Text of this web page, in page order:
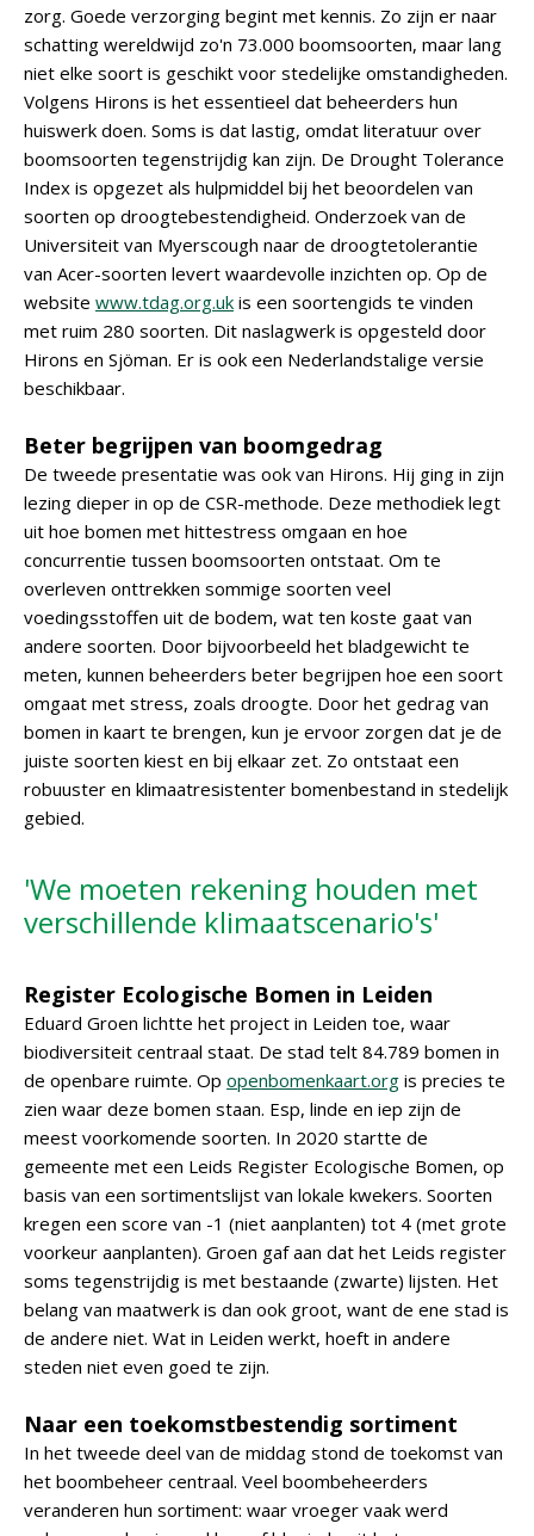
zorg. Goede verzorging begint met kennis. Zo zijn er naar
schatting wereldwijd zo'n 73.000 boomsoorten, maar lang
niet elke soort is geschikt voor stedelijke omstandigheden.
Volgens Hirons is het essentieel dat beheerders hun
huiswerk doen. Soms is dat lastig, omdat literatuur over
boomsoorten tegenstrijdig kan zijn. De Drought Tolerance
Index is opgezet als hulpmiddel bij het beoordelen van
soorten op droogtebestendigheid. Onderzoek van de
Universiteit van Myerscough naar de droogtetolerantie
van Acer-soorten levert waardevolle inzichten op. Op de
website www.tdag.org.uk is een soortengids te vinden
met ruim 280 soorten. Dit naslagwerk is opgesteld door
Hirons en Sjöman. Er is ook een Nederlandstalige versie
beschikbaar.
Beter begrijpen van boomgedrag
De tweede presentatie was ook van Hirons. Hij ging in zijn
lezing dieper in op de CSR-methode. Deze methodiek legt
uit hoe bomen met hittestress omgaan en hoe
concurrentie tussen boomsoorten ontstaat. Om te
overleven onttrekken sommige soorten veel
voedingsstoffen uit de bodem, wat ten koste gaat van
andere soorten. Door bijvoorbeeld het bladgewicht te
meten, kunnen beheerders beter begrijpen hoe een soort
omgaat met stress, zoals droogte. Door het gedrag van
bomen in kaart te brengen, kun je ervoor zorgen dat je de
juiste soorten kiest en bij elkaar zet. Zo ontstaat een
robuuster en klimaatresistenter bomenbestand in stedelijk
gebied.
'We moeten rekening houden met
verschillende klimaatscenario's'
Register Ecologische Bomen in Leiden
Eduard Groen lichtte het project in Leiden toe, waar
biodiversiteit centraal staat. De stad telt 84.789 bomen in
de openbare ruimte. Op openbomenkaart.org is precies te
zien waar deze bomen staan. Esp, linde en iep zijn de
meest voorkomende soorten. In 2020 startte de
gemeente met een Leids Register Ecologische Bomen, op
basis van een sortimentslijst van lokale kwekers. Soorten
kregen een score van -1 (niet aanplanten) tot 4 (met grote
voorkeur aanplanten). Groen gaf aan dat het Leids register
soms tegenstrijdig is met bestaande (zwarte) lijsten. Het
belang van maatwerk is dan ook groot, want de ene stad is
de andere niet. Wat in Leiden werkt, hoeft in andere
steden niet even goed te zijn.
Naar een toekomstbestendig sortiment
In het tweede deel van de middag stond de toekomst van
het boombeheer centraal. Veel boombeheerders
veranderen hun sortiment: waar vroeger vaak werd